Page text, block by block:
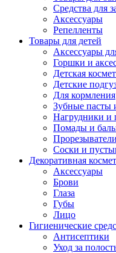
Средства для
Аксессуары
Репелленты
Товары для детей
Аксессуары
Горшки и
Детская
Детские
Для кормления
Зубные пасты
Нагрудники и
Помады и
Прорезыватели
Соски и
Декоративная
Аксессуары
Брови
Глаза
Губы
Лицо
Гигиенические
Антисептики
Уход за